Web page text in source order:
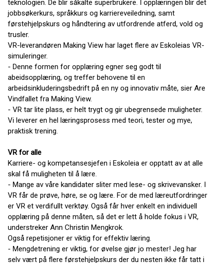
teknologien. De blir såkalte superbrukere. I opplæringen blir det
jobbsøkerkurs, språkkurs og karriereveiledning, samt
førstehjelpskurs og håndtering av utfordrende atferd, vold og
trusler.
VR-leverandøren Making View har laget flere av Eskoleias VR-
simuleringer.
- Denne formen for opplæring egner seg godt til
abeidsopplæring, og treffer behovene til en
arbeidsinkluderingsbedrift på en ny og innovativ måte, sier Are
Vindfallet fra Making View.
- VR tar lite plass, er helt trygt og gir ubegrensede muligheter.
Vi leverer en hel læringsprosess med teori, tester og mye,
praktisk trening.
VR for alle
Karriere- og kompetansesjefen i Eskoleia er opptatt av at alle
skal få muligheten til å lære.
- Mange av våre kandidater sliter med lese- og skrivevansker. I
VR får de prøve, høre, se og lære. For de med læreutfordringer
er VR et verdifullt verktøy. Også får hver enkelt en individuell
opplæring på denne måten, så det er lett å holde fokus i VR,
understreker Ann Christin Mengkrok.
Også repetisjoner er viktig for effektiv læring.
- Mengdetrening er viktig, for øvelse gjør jo mester! Jeg har
selv vært på flere førstehjelpskurs der du nesten ikke får tatt i